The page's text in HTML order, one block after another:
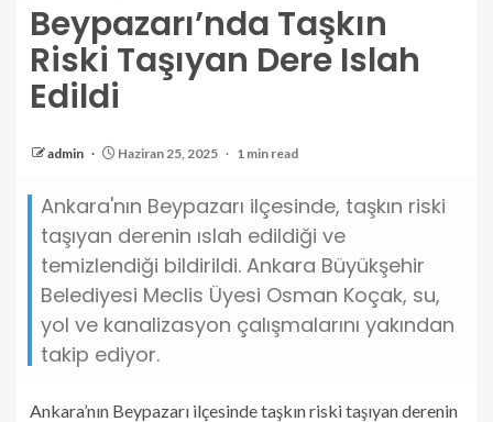
Beypazarı’nda Taşkın
Riski Taşıyan Dere Islah
Edildi
admin Haziran 25, 2025 1 min read
Ankara'nın Beypazarı ilçesinde, taşkın riski
taşıyan derenin ıslah edildiği ve
temizlendiği bildirildi. Ankara Büyükşehir
Belediyesi Meclis Üyesi Osman Koçak, su,
yol ve kanalizasyon çalışmalarını yakından
takip ediyor.
Ankara’nın Beypazarı ilçesinde taşkın riski taşıyan derenin